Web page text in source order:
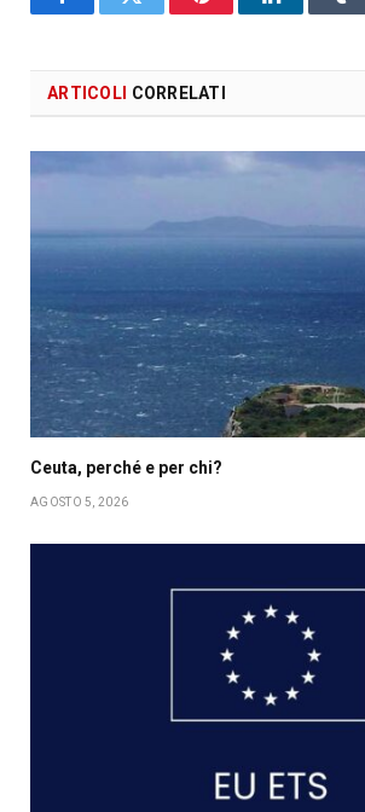
Facebook
X PinterestLinkedIn
ARTICOLI CORRELATI
Ceuta, perché e per chi?
AGOSTO 5, 2026